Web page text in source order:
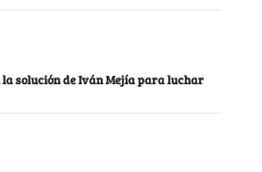
solución de Iván Mejía para luchar